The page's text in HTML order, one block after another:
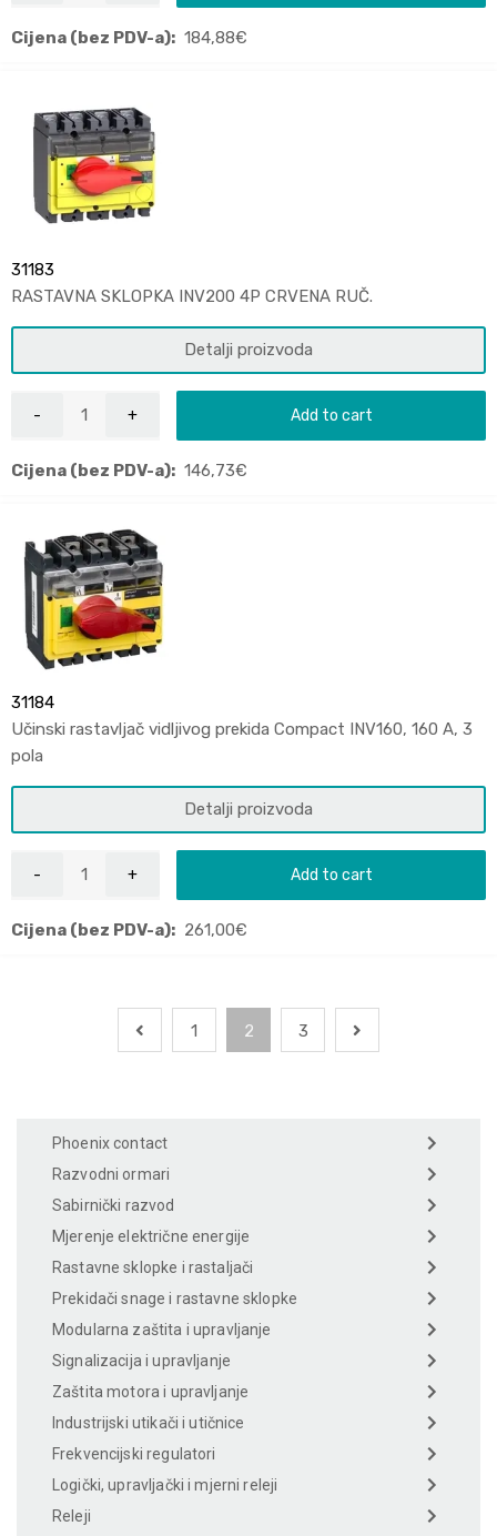
Cijena (bez PDV-a): 184,88€
31183
RASTAVNA SKLOPKA INV200 4P CRVENA RUČ.
Detalji proizvoda
Add to cart
Cijena (bez PDV-a): 146,73€
31184
Učinski rastavljač vidljivog prekida Compact INV160, 160 A, 3
pola
Detalji proizvoda
Add to cart
Cijena (bez PDV-a): 261,00€
1 2 3
Phoenix contact
Razvodni ormari
Sabirnički razvod
Mjerenje električne energije
Rastavne sklopke i rastaljači
Prekidači snage i rastavne sklopke
Modularna zaštita i upravljanje
Signalizacija i upravljanje
Zaštita motora i upravljanje
Industrijski utikači i utičnice
Frekvencijski regulatori
Logički, upravljački i mjerni releji
Releji